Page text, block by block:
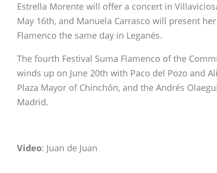
Estrella Morente will offer a concert in
May 16th, and Manuela Carrasco will present
Flamenco the same day in Leganés.
The fourth Festival Suma Flamenco of the
winds up on June 20th with Paco del Pozo and
Plaza Mayor of Chinchón, and the Andrés
Madrid.
Video: Juan de Juan